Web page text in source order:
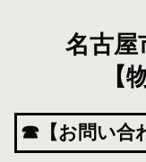
名古屋
【
☎【お問い合